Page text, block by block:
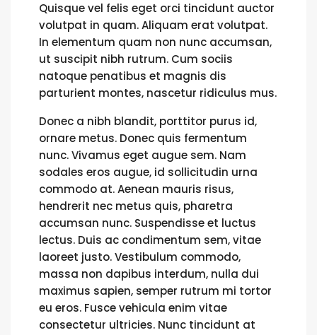
Quisque vel felis eget orci tincidunt auctor
volutpat in quam. Aliquam erat volutpat.
In elementum quam non nunc accumsan,
ut suscipit nibh rutrum. Cum sociis
natoque penatibus et magnis dis
parturient montes, nascetur ridiculus mus.
Donec a nibh blandit, porttitor purus id,
ornare metus. Donec quis fermentum
nunc. Vivamus eget augue sem. Nam
sodales eros augue, id sollicitudin urna
commodo at. Aenean mauris risus,
hendrerit nec metus quis, pharetra
accumsan nunc. Suspendisse et luctus
lectus. Duis ac condimentum sem, vitae
laoreet justo. Vestibulum commodo,
massa non dapibus interdum, nulla dui
maximus sapien, semper rutrum mi tortor
eu eros. Fusce vehicula enim vitae
consectetur ultricies. Nunc tincidunt at